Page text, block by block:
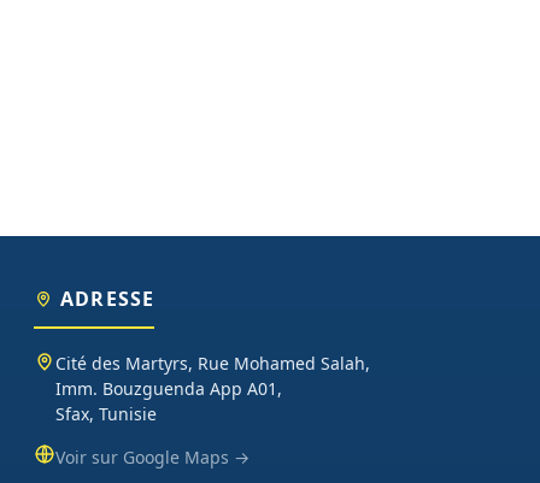
ADRESSE
Cité des Martyrs, Rue Mohamed Salah,
Imm. Bouzguenda App A01,
Sfax, Tunisie
Voir sur Google Maps →